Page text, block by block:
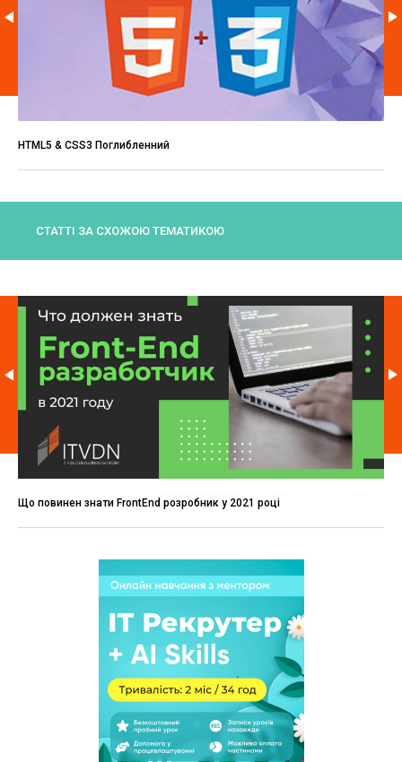
HTML5 & CSS3 Поглибленний
СТАТТІ ЗА СХОЖОЮ ТЕМАТИКОЮ
Що повинен знати FrontEnd розробник у 2021 році